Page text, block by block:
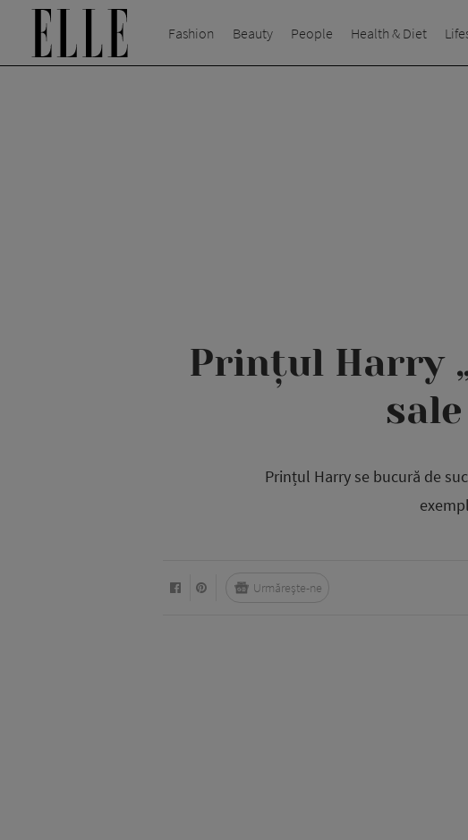
Fashion Beauty People Health & Diet
Prințul Harry
Prințul Harry se bucură de
Urmărește-ne